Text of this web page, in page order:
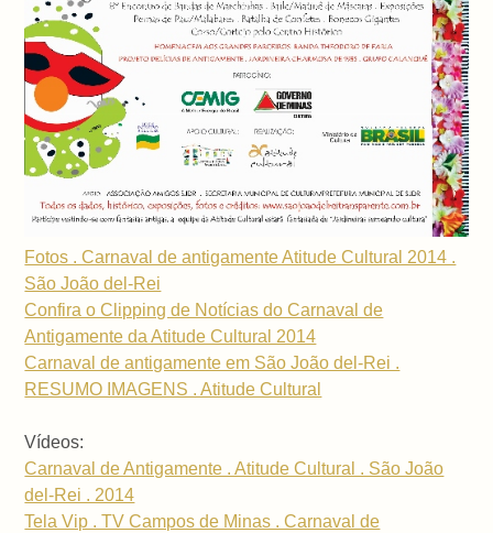
Fotos . Carnaval de antigamente Atitude Cultural 2014 .
São João del-Rei
Confira o Clipping de Notícias do Carnaval de
Antigamente da Atitude Cultural 2014
Carnaval de antigamente em São João del-Rei .
RESUMO IMAGENS . Atitude Cultural
Vídeos:
Carnaval de Antigamente . Atitude Cultural . São João
del-Rei . 2014
Tela Vip . TV Campos de Minas . Carnaval de